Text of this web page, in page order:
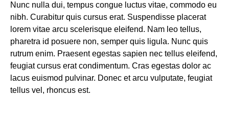
Nunc nulla dui, tempus congue luctus vitae, commodo eu
nibh. Curabitur quis cursus erat. Suspendisse placerat
lorem vitae arcu scelerisque eleifend. Nam leo tellus,
pharetra id posuere non, semper quis ligula. Nunc quis
rutrum enim. Praesent egestas sapien nec tellus eleifend,
feugiat cursus erat condimentum. Cras egestas dolor ac
lacus euismod pulvinar. Donec et arcu vulputate, feugiat
tellus vel, rhoncus est.